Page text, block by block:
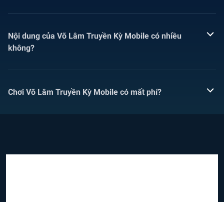
Nội dung của Võ Lâm Truyền Kỳ Mobile có nhiều
không?
Chơi Võ Lâm Truyền Kỳ Mobile có mất phí?